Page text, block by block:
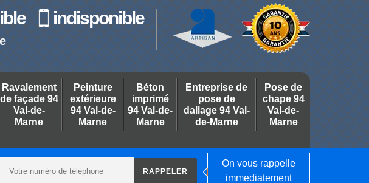
indisponible
Ravalement
de façade 94
Val-de-
Marne
Peinture
extérieure
94 Val-de-
Marne
Béton
imprimé
94 Val-de-
Marne
Entreprise de
pose de
dallage 94 Val-
de-Marne
Pose de
chape 94
Val-de-
Marne
On vous rappelle
immediatement